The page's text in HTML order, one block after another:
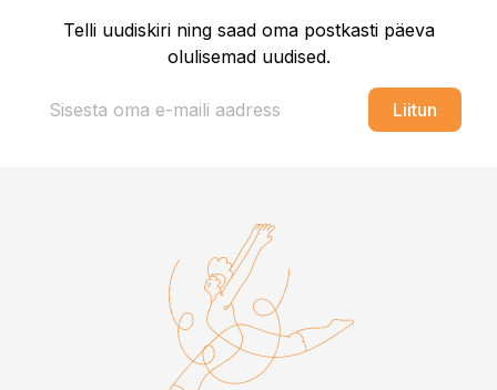
Telli uudiskiri ning saad oma postkasti päeva
olulisemad uudised.
Liitun